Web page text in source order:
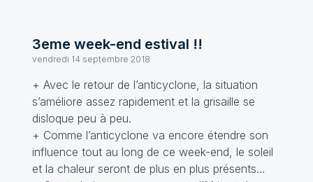
3eme week-end estival !!
vendredi 14 septembre 2018
+ Avec le retour de l’anticyclone, la situation
s’améliore assez rapidement et la grisaille se
disloque peu à peu.
+ Comme l’anticyclone va encore étendre son
influence tout au long de ce week-end, le soleil
et la chaleur seront de plus en plus présents…